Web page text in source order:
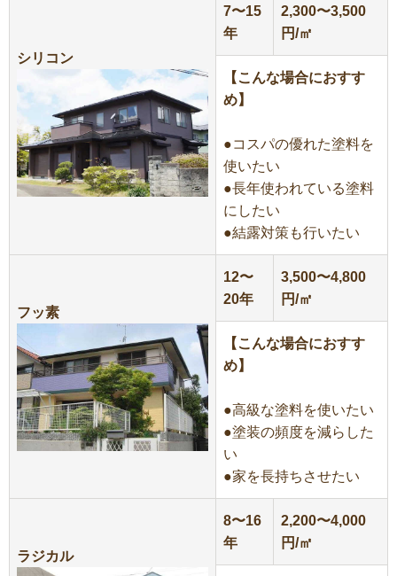
シリコン
7〜15
年
2,300〜3,500
円/㎡
【こんな場合におすす
め】
●コスパの優れた塗料を
使いたい
●長年使われている塗料
にしたい
●結露対策も行いたい
フッ素
12〜
20年
3,500〜4,800
円/㎡
【こんな場合におすす
め】
●高級な塗料を使いたい
●塗装の頻度を減らした
い
●家を長持ちさせたい
ラジカル
8〜16
年
2,200〜4,000
円/㎡